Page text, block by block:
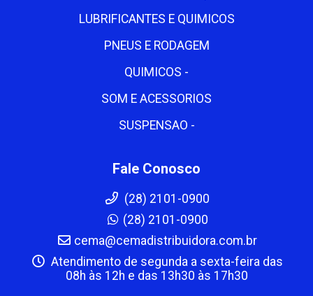
LUBRIFICANTES E QUIMICOS
PNEUS E RODAGEM
QUIMICOS -
SOM E ACESSORIOS
SUSPENSAO -
Fale Conosco
(28) 2101-0900
(28) 2101-0900
cema@cemadistribuidora.com.br
Atendimento de segunda a sexta-feira das
08h às 12h e das 13h30 às 17h30